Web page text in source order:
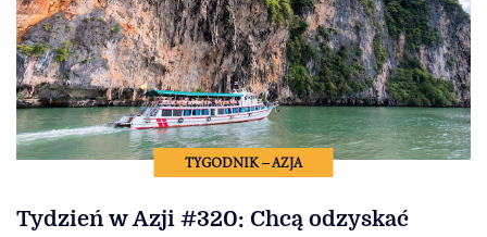
TYGODNIK – AZJA
Tydzień w Azji #320: Chcą odzyskać